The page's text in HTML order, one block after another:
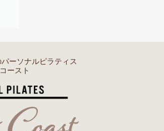
ーソナルピラティス
ースト